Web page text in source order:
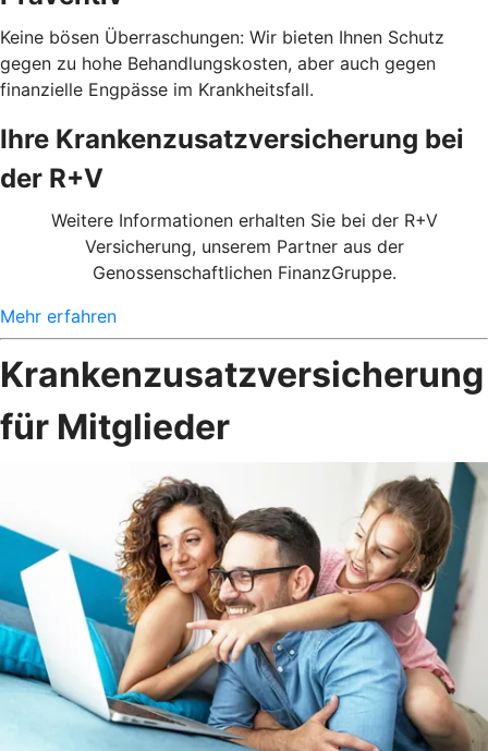
Keine bösen Überraschungen: Wir bieten Ihnen Schutz
gegen zu hohe Behandlungskosten, aber auch gegen
finanzielle Engpässe im Krankheitsfall.
Ihre Krankenzusatzversicherung bei
der R+V
Weitere Informationen erhalten Sie bei der R+V
Versicherung, unserem Partner aus der
Genossenschaftlichen FinanzGruppe.
Mehr erfahren
Krankenzusatzversicherung
für Mitglieder